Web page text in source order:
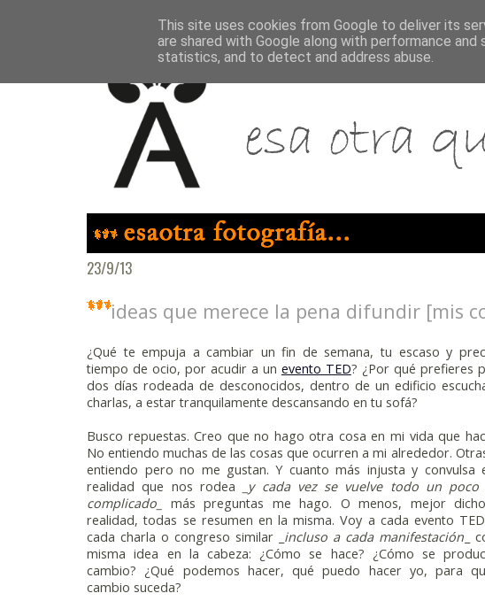
23/9/13
ideas que merece la pena difundir [mis
¿Qué te empuja a cambiar un fin de semana, tu escaso y
tiempo de ocio, por acudir a un evento TED? ¿Por qué prefieres
dos días rodeada de desconocidos, dentro de un edificio
charlas, a estar tranquilamente descansando en tu sofá?
Busco repuestas. Creo que no hago otra cosa en mi vida que
No entiendo muchas de las cosas que ocurren a mi alrededor.
entiendo pero no me gustan. Y cuanto más injusta y convulsa
realidad que nos rodea
_y cada vez se vuelve todo un poco
complicado_
más preguntas me hago. O menos, mejor
realidad, todas se resumen en la misma. Voy a cada evento
cada charla o congreso similar _ incluso a cada manifestación _
misma idea en la cabeza: ¿Cómo se hace? ¿Cómo se
cambio? ¿Qué podemos hacer, qué puedo hacer yo, para
cambio suceda?
This site uses cookies from Google to deliver its
are shared with Google along with performance
statistics, and to detect and address abuse.